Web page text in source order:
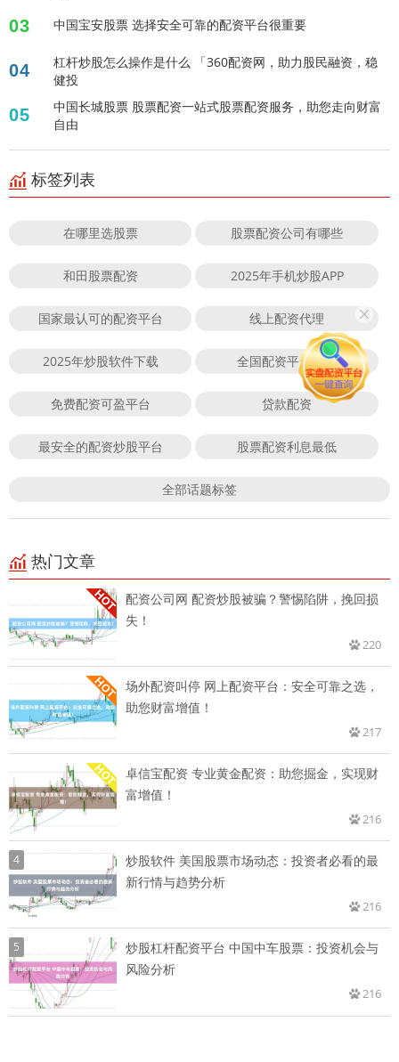
03 中国宝安股票 选择安全可靠的配资平台很重要
04
杠杆炒股怎么操作是什么 「360配资网，助力股民融资，稳
健投
05
中国长城股票 股票配资一站式股票配资服务，助您走向财富
自由
标签列表
在哪里选股票 股票配资公司有哪些
和田股票配资 2025年手机炒股APP
国家最认可的配资平台 线上配资代理
2025年炒股软件下载 全国配资平台排名
免费配资可盈平台 贷款配资
最安全的配资炒股平台 股票配资利息最低
全部话题标签
热门文章
配资公司网 配资炒股被骗？警惕陷阱，挽回损
失！
220
场外配资叫停 网上配资平台：安全可靠之选，
助您财富增值！
217
卓信宝配资 专业黄金配资：助您掘金，实现财
富增值！
216
4
炒股软件 美国股票市场动态：投资者必看的最
新行情与趋势分析
216
5
炒股杠杆配资平台 中国中车股票：投资机会与
风险分析
216